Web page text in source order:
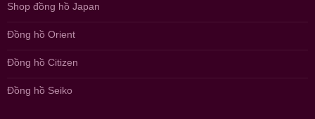
Shop đồng hồ Japan
Đồng hồ Orient
Đồng hồ Citizen
Đồng hồ Seiko